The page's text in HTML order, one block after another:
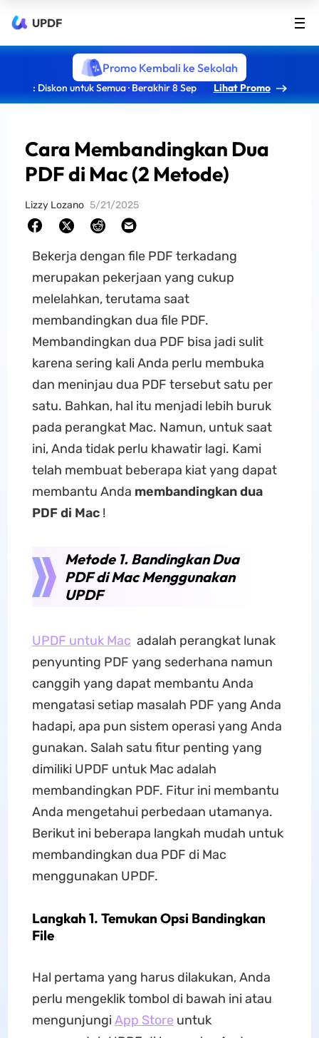
UPDF
Promo Kembali ke Sekolah
: Diskon untuk Semua · Berakhir 8 Sep Lihat Promo
Cara Membandingkan Dua
PDF di Mac (2 Metode)
Lizzy Lozano 5/21/2025
Bekerja dengan file PDF terkadang
merupakan pekerjaan yang cukup
melelahkan, terutama saat
membandingkan dua file PDF.
Membandingkan dua PDF bisa jadi sulit
karena sering kali Anda perlu membuka
dan meninjau dua PDF tersebut satu per
satu. Bahkan, hal itu menjadi lebih buruk
pada perangkat Mac. Namun, untuk saat
ini, Anda tidak perlu khawatir lagi. Kami
telah membuat beberapa kiat yang dapat
membantu Anda membandingkan dua
PDF di Mac!
Metode 1. Bandingkan Dua
PDF di Mac Menggunakan
UPDF
UPDF untuk Mac adalah perangkat lunak
penyunting PDF yang sederhana namun
canggih yang dapat membantu Anda
mengatasi setiap masalah PDF yang Anda
hadapi, apa pun sistem operasi yang Anda
gunakan. Salah satu fitur penting yang
dimiliki UPDF untuk Mac adalah
membandingkan PDF. Fitur ini membantu
Anda mengetahui perbedaan utamanya.
Berikut ini beberapa langkah mudah untuk
membandingkan dua PDF di Mac
menggunakan UPDF.
Langkah 1. Temukan Opsi Bandingkan
File
Hal pertama yang harus dilakukan, Anda
perlu mengeklik tombol di bawah ini atau
mengunjungiApp Store untuk